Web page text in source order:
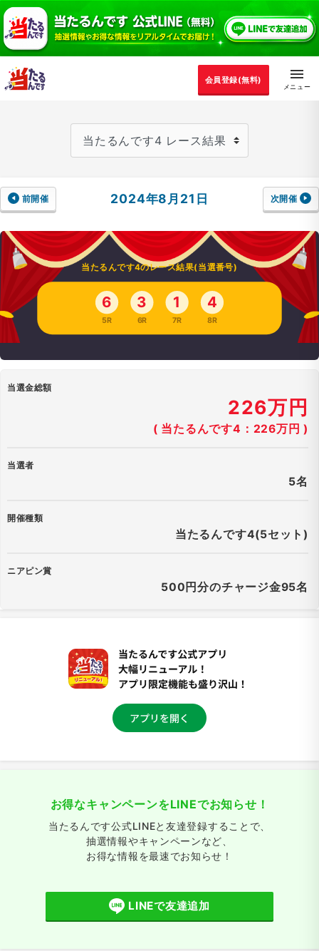
会員登録(無料)
前開催 2024年8月21日 次開催
当たるんです4のレース結果(当選番号)
6
5R
3
6R
1
7R
4
8R
当選金総額
226万円
( 当たるんです4：226万円 )
当選者
5名
開催種類
当たるんです4(5セット)
ニアピン賞
500円分のチャージ金95名
お得なキャンペーンをLINEでお知らせ！
当たるんです公式LINEと友達登録することで、
抽選情報やキャンペーンなど、
お得な情報を最速でお知らせ！
LINEで友達追加